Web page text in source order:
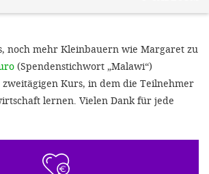
noch mehr Kleinbauern wie Margaret zu
(Spendenstichwort „Malawi“)
Kurs, in dem die Teilnehmer
lernen. Vielen Dank für jede